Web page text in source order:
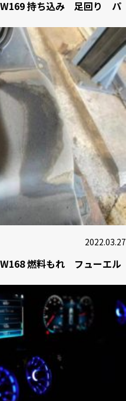
持ち込み 足回り パ
2022.03.27
燃料もれ フューエル